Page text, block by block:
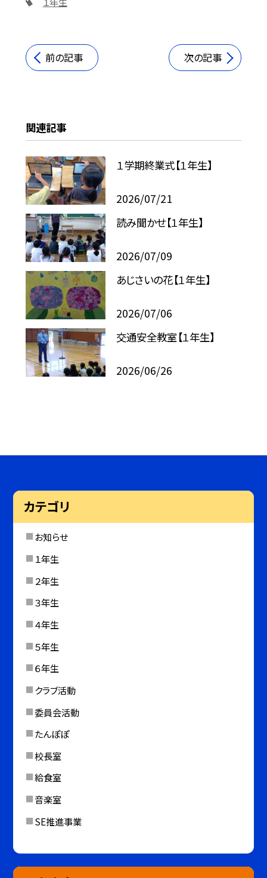
前の記事 次の記事
関連記事
１学期終業式【１年生】
2026/07/21
読み聞かせ【１年生】
2026/07/09
あじさいの花【１年生】
2026/07/06
交通安全教室【１年生】
2026/06/26
カテゴリ
お知らせ
１年生
２年生
３年生
４年生
５年生
６年生
クラブ活動
委員会活動
たんぽぽ
校長室
給食室
音楽室
SE推進事業